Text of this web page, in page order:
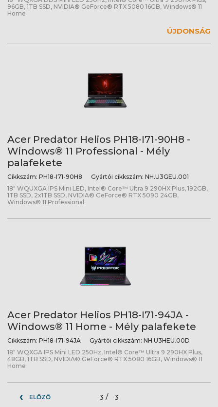
96GB, 1TB SSD, NVIDIA® GeForce® RTX 5080 16GB, Windows® 11
Home
ÚJDONSÁG
Acer Predator Helios PH18-I71-90H8 -
Windows® 11 Professional - Mély
palafekete
Cikkszám: PH18-I71-90H8 Gyártói cikkszám: NH.U3GEU.001
18" WQUXGA IPS Mini LED, Intel® Core™ Ultra 9 290HX Plus, 192GB,
1TB SSD, 2x1TB SSD, NVIDIA® GeForce® RTX 5090 24GB,
Windows® 11 Professional
Acer Predator Helios PH18-I71-94JA -
Windows® 11 Home - Mély palafekete
Cikkszám: PH18-I71-94JA Gyártói cikkszám: NH.U3HEU.00D
18" WQXGA IPS Mini LED 250Hz, Intel® Core™ Ultra 9 290HX Plus,
48GB, 1TB SSD, NVIDIA® GeForce® RTX 5080 16GB, Windows® 11
Home
ELŐZŐ 3 / 3